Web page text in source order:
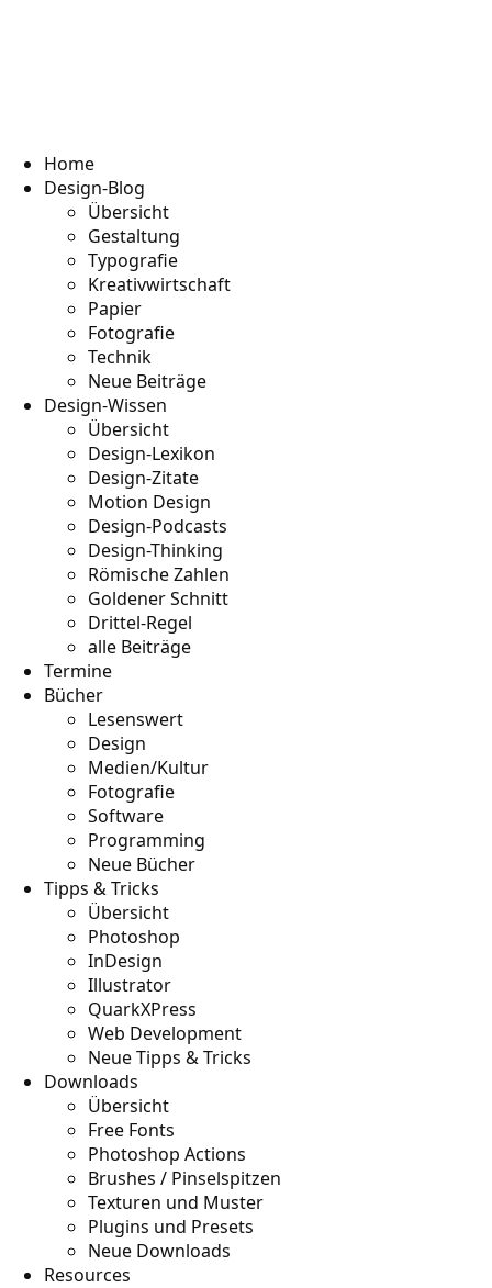
Home
Design-Blog
Übersicht
Gestaltung
Typografie
Kreativwirtschaft
Papier
Fotografie
Technik
Neue Beiträge
Design-Wissen
Übersicht
Design-Lexikon
Design-Zitate
Motion Design
Design-Podcasts
Design-Thinking
Römische Zahlen
Goldener Schnitt
Drittel-Regel
alle Beiträge
Termine
Bücher
Lesenswert
Design
Medien/Kultur
Fotografie
Software
Programming
Neue Bücher
Tipps & Tricks
Übersicht
Photoshop
InDesign
Illustrator
QuarkXPress
Web Development
Neue Tipps & Tricks
Downloads
Übersicht
Free Fonts
Photoshop Actions
Brushes / Pinselspitzen
Texturen und Muster
Plugins und Presets
Neue Downloads
Resources